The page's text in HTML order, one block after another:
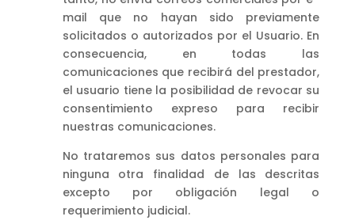
mail que no hayan sido previamente
solicitados o autorizados por el Usuario. En
consecuencia, en todas las
comunicaciones que recibirá del prestador,
el usuario tiene la posibilidad de revocar su
consentimiento expreso para recibir
nuestras comunicaciones.
No trataremos sus datos personales para
ninguna otra finalidad de las descritas
excepto por obligación legal o
requerimiento judicial.